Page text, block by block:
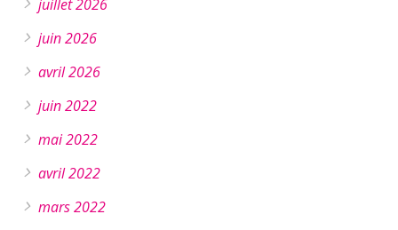
juillet 2026
juin 2026
avril 2026
juin 2022
mai 2022
avril 2022
mars 2022